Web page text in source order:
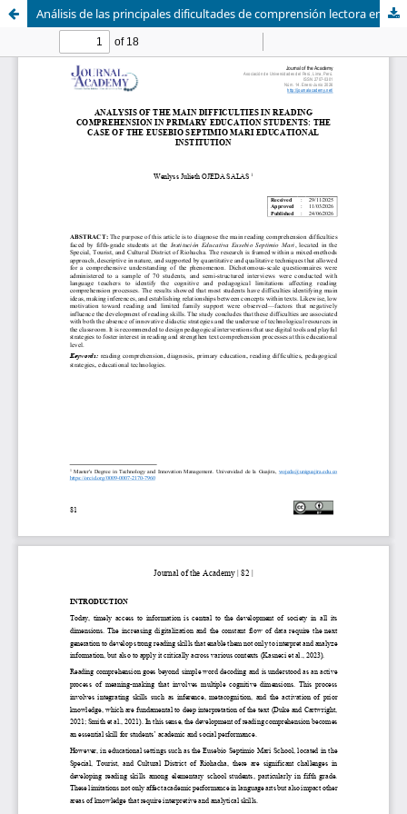
Análisis de las principales dificultades de comprensión lectora en estudiantes de educación básica primaria: caso Institución Educativa Eusebio Septimio Mari